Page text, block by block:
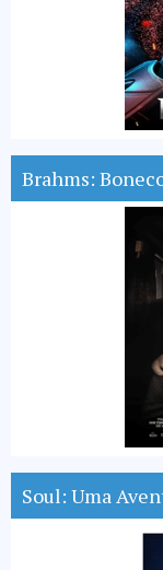
Brahms:
Soul: Uma